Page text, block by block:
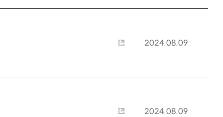
2024.08.09
2024.08.09